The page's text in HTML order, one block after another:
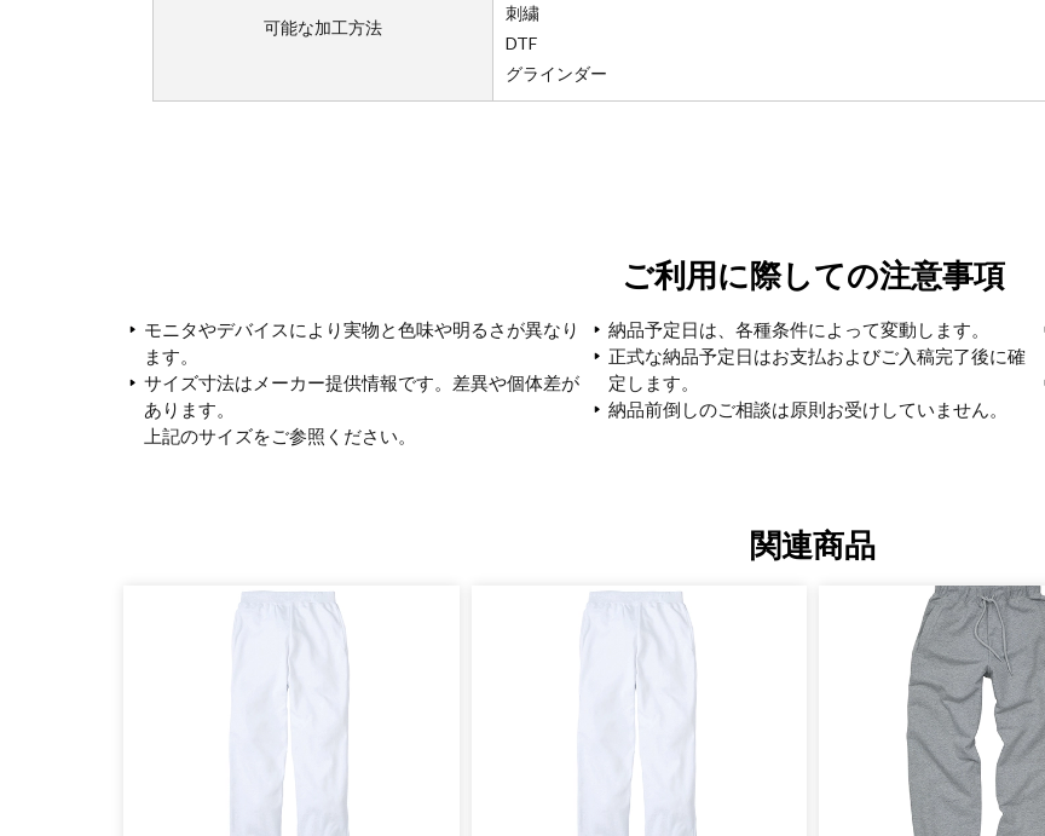
可能な加工方法
刺繍
DTF
グラインダー
ご利用に際しての注意事項
モニタやデバイスにより実物と色味や明るさが異なり
ます。
サイズ寸法はメーカー提供情報です。差異や個体差が
あります。
上記のサイズをご参照ください。
納品予定日は、各種条件によって変動します。
正式な納品予定日はお支払およびご入稿完了後に確
定します。
納品前倒しのご相談は原則お受けしていません。
関連商品